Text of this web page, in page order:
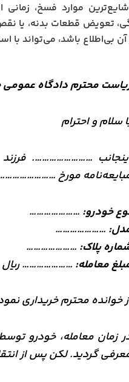
موارد فسخ،
تعویض قطعات بدنه، یا
آن بی‌اطلاع باشد، می‌تواند با
محترم دادگاه
سلام و احترام
…………………….
مورخ
خودرو: …………………
…………………
پلاک: …………………
معامله: ………………… ریال
خوانده محترم خریداری
زمان معامله، خودرو
گردید. لکن پس از